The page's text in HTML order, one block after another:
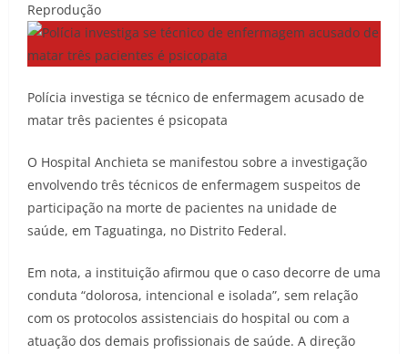
Reprodução
Polícia investiga se técnico de enfermagem acusado de
matar três pacientes é psicopata
O Hospital Anchieta se manifestou sobre a investigação
envolvendo três técnicos de enfermagem suspeitos de
participação na morte de pacientes na unidade de
saúde, em Taguatinga, no Distrito Federal.
Em nota, a instituição afirmou que o caso decorre de uma
conduta “dolorosa, intencional e isolada”, sem relação
com os protocolos assistenciais do hospital ou com a
atuação dos demais profissionais de saúde. A direção